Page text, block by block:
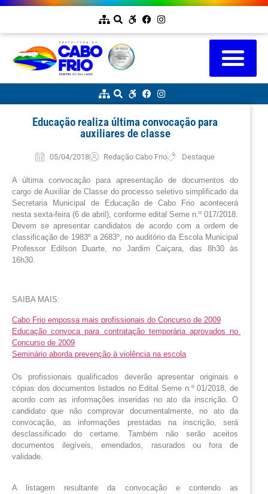
Educação realiza última convocação para
auxiliares de classe
05/04/2018 Redação Cabo Frio Destaque
A última convocação para apresentação de documentos do
cargo de Auxiliar de Classe do processo seletivo simplificado da
Secretaria Municipal de Educação de Cabo Frio acontecerá
nesta sexta-feira (6 de abril), conforme edital Seme n.º 017/2018.
Devem se apresentar candidatos de acordo com a ordem de
classificação de 1983º a 2683º, no auditório da Escola Municipal
Professor Edilson Duarte, no Jardim Caiçara, das 8h30 às
16h30.
SAIBA MAIS:
Cabo Frio empossa mais profissionais do Concurso de 2009
Educação convoca para contratação temporária aprovados no
Concurso de 2009
Seminário aborda prevenção à violência na escola
Os profissionais qualificados deverão apresentar originais e
cópias dos documentos listados no Edital Seme n.º 01/2018, de
acordo com as informações inseridas no ato da inscrição. O
candidato que não comprovar documentalmente, no ato da
convocação, as informações prestadas na inscrição, será
desclassificado do certame. Também não serão aceitos
documentos ilegíveis, emendados, rasurados ou fora de
validade.
A listagem resultante da convocação e contendo as